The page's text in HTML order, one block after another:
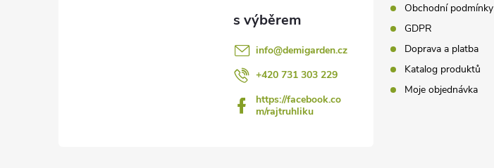
info@demigarden.cz
+420 731 303 229
https://facebook.co
m/rajtruhliku
Obchodní podmínky
GDPR
Doprava a platba
Katalog produktů
Moje objednávka